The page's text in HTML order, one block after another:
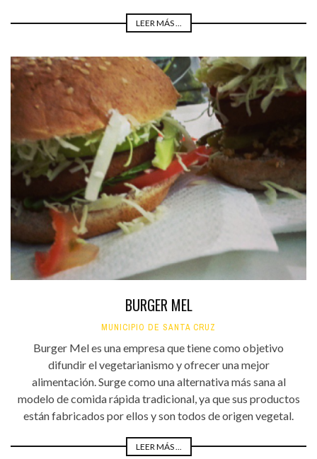
LEER MÁS ...
BURGER MEL
MUNICIPIO DE SANTA CRUZ
Burger Mel es una empresa que tiene como objetivo
difundir el vegetarianismo y ofrecer una mejor
alimentación. Surge como una alternativa más sana al
modelo de comida rápida tradicional, ya que sus productos
están fabricados por ellos y son todos de origen vegetal.
LEER MÁS ...